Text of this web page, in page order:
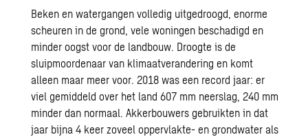
Beken en watergangen volledig uitgedroogd, enorme
scheuren in de grond, vele woningen beschadigd en
minder oogst voor de landbouw. Droogte is de
sluipmoordenaar van klimaatverandering en komt
alleen maar meer voor. 2018 was een record jaar: er
viel gemiddeld over het land 607 mm neerslag, 240 mm
minder dan normaal. Akkerbouwers gebruikten in dat
jaar bijna 4 keer zoveel oppervlakte- en grondwater als